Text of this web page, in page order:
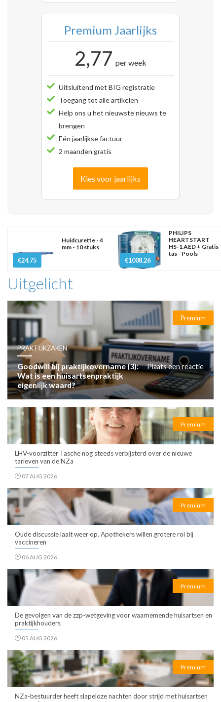
Premium Jaarlijks
2,77 per week
Uitsluitend met BIG registratie
Toegang tot alle artikelen
Help ons u het nieuwste nieuws te
brengen
Eén jaarlijkse factuur
2 maanden gratis
Kies voor jaarlijks
€24.75
Huidcurette - 4
mm - 10 stuks
€1008.26
PHILIPS
HEARTSTART
HS-1 AED + Gratis
tas - Pools
Uitgelicht
Premium
PRAKTIJKZAKEN
Goodwill bij praktijkovername (3):
Wat is een huisartsenpraktijk
eigenlijk waard?
Plaats een reactie
Premium
LHV-voorzitter Tasche nog steeds verbijsterd over de nieuwe
tarieven van de NZa
07 AUG 2026
Premium
Oude discussie laait weer op. Apothekers willen grotere rol bij
vaccineren
06 AUG 2026
Premium
De gevolgen van de zzp-wetgeving voor waarnemende huisartsen en
praktijkhouders
05 AUG 2026
Premium
NZa-bestuurder heeft slapeloze nachten door strijd met huisartsen